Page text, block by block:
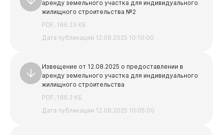
аренду земельного участка для индивидуального
жилищного строительства №2
PDF, 186.23 КБ
Дата публикации 12.08.2025 10:10:00
Извещение от 12.08.2025 о предоставлении в
аренду земельного участка для индивидуального
жилищного строительства
PDF, 186.2 КБ
Дата публикации 12.08.2025 10:05:00